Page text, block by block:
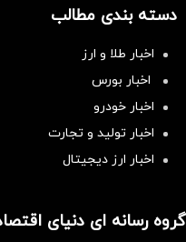
دسته بندی مطالب
اخبار طلا و ارز
اخبار بورس
اخبار خودرو
اخبار تولید و تجارت
اخبار ارز دیجیتال
گروه رسانه ای دنیای